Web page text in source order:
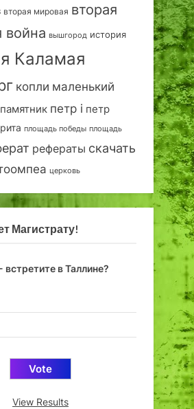
вторая мировая вторая
война вышгород история
Каламая
копли маленький
памятник петр i петр
площадь победы площадь
рефераты скачать
церковь
Магистрату!
встретите в Таллине?
View Results